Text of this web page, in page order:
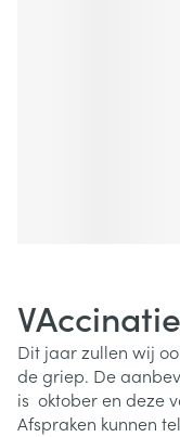
VAccinatie
Dit jaar zullen wij
de griep. De
is oktober en deze
Afspraken kunnen